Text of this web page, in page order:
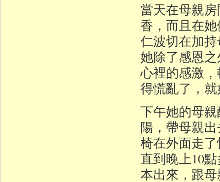
當天在母親
香，而且在
仁波切在加
她除了感恩
心裡的感激
得慌亂了，
下午她的母
陽，帶母親
椅在外面走
直到晚上10
本出來，跟